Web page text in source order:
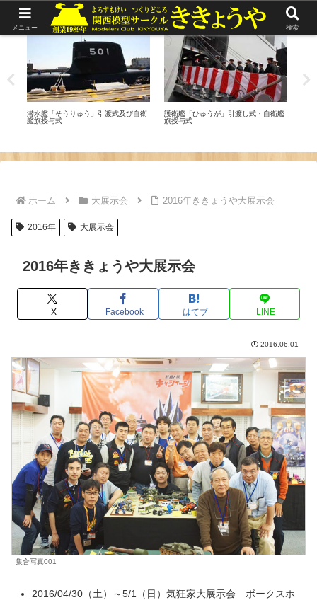
リポート
潜水艦「そうりゅう」引渡式及び自衛
艦旗授与式
リポート
護衛艦「ひゅうが」引渡し式・自衛艦
旗授与式
ホーム 大展示会 2016年ききょうや大展示会
2016年 大展示会
2016年ききょうや大展示会
X Facebook はてブ LINE
2016.06.01
集合写真001
2016/04/30（土）～5/1（日）気狂家大展示会 ボークスホ
メニュー 検索